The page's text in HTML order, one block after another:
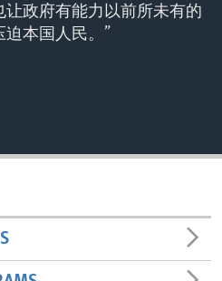
政府有能力以前所未有的
本国人民。”